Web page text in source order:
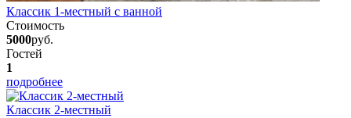
Классик 1-местный с ванной
Стоимость
5000руб.
Гостей
1
подробнее
Классик 2-местный